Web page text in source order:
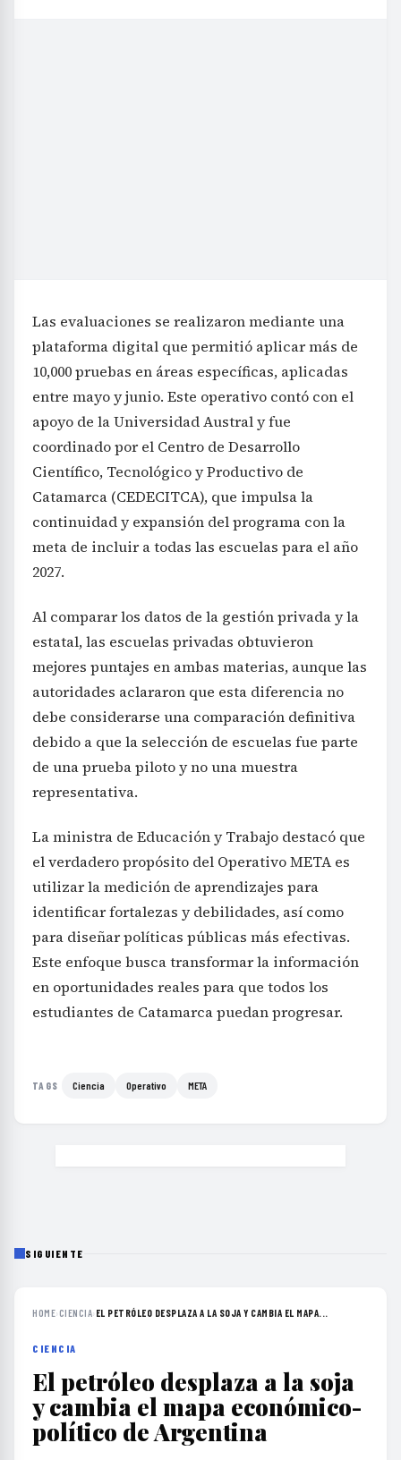
Las evaluaciones se realizaron mediante una
plataforma digital que permitió aplicar más de
10,000 pruebas en áreas específicas, aplicadas
entre mayo y junio. Este operativo contó con el
apoyo de la Universidad Austral y fue
coordinado por el Centro de Desarrollo
Científico, Tecnológico y Productivo de
Catamarca (CEDECITCA), que impulsa la
continuidad y expansión del programa con la
meta de incluir a todas las escuelas para el año
2027.
Al comparar los datos de la gestión privada y la
estatal, las escuelas privadas obtuvieron
mejores puntajes en ambas materias, aunque las
autoridades aclararon que esta diferencia no
debe considerarse una comparación definitiva
debido a que la selección de escuelas fue parte
de una prueba piloto y no una muestra
representativa.
La ministra de Educación y Trabajo destacó que
el verdadero propósito del Operativo META es
utilizar la medición de aprendizajes para
identificar fortalezas y debilidades, así como
para diseñar políticas públicas más efectivas.
Este enfoque busca transformar la información
en oportunidades reales para que todos los
estudiantes de Catamarca puedan progresar.
TAGS Ciencia Operativo META
SIGUIENTE
HOME›CIENCIA› EL PETRÓLEO DESPLAZA A LA SOJA Y CAMBIA EL MAPA...
CIENCIA
El petróleo desplaza a la soja
y cambia el mapa económico-
político de Argentina